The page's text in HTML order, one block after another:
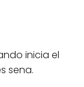
inicia el
sena.